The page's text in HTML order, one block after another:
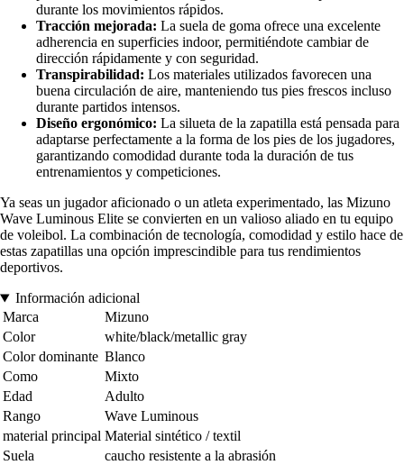
durante los movimientos rápidos.
Tracción mejorada: La suela de goma ofrece una excelente
adherencia en superficies indoor, permitiéndote cambiar de
dirección rápidamente y con seguridad.
Transpirabilidad: Los materiales utilizados favorecen una
buena circulación de aire, manteniendo tus pies frescos incluso
durante partidos intensos.
Diseño ergonómico: La silueta de la zapatilla está pensada para
adaptarse perfectamente a la forma de los pies de los jugadores,
garantizando comodidad durante toda la duración de tus
entrenamientos y competiciones.
Ya seas un jugador aficionado o un atleta experimentado, las Mizuno
Wave Luminous Elite se convierten en un valioso aliado en tu equipo
de voleibol. La combinación de tecnología, comodidad y estilo hace de
estas zapatillas una opción imprescindible para tus rendimientos
deportivos.
Información adicional
Marca
Mizuno
Color
white/black/metallic gray
Color dominante Blanco
Como
Mixto
Edad
Adulto
Rango
Wave Luminous
material principal Material sintético / textil
Suela
caucho resistente a la abrasión